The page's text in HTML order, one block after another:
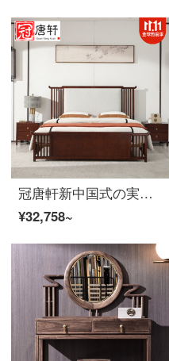
冠唐軒新中国式の実木ダブルベッド現代簡単別荘のモデルルームのホームメーンベッド1.8メートルの胡桃の木の色オーダーメイド（1.8＊2.0）ダブルベッド
¥32,758~